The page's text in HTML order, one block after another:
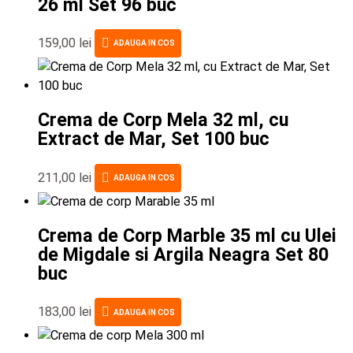
26 ml Set 96 buc
159,00 lei ADAUGA IN COS
Crema de Corp Mela 32 ml, cu
Extract de Mar, Set 100 buc
211,00 lei ADAUGA IN COS
Crema de Corp Marble 35 ml cu Ulei
de Migdale si Argila Neagra Set 80
buc
183,00 lei ADAUGA IN COS